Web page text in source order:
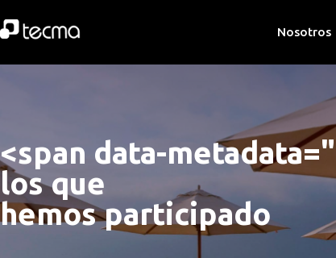
Nosotros
<span data-metadata="
los que
hemos participado